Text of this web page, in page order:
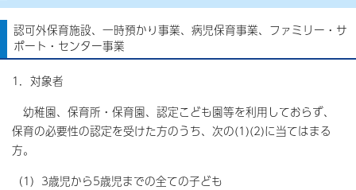
認可外保育施設、一時預かり事業、病児保育事業、ファミリー・サ
ポート・センター事業
1．対象者
幼稚園、保育所・保育園、認定こども園等を利用しておらず、
保育の必要性の認定を受けた方のうち、次の(1)(2)に当てはまる
方。
（1）3歳児から5歳児までの全ての子ども